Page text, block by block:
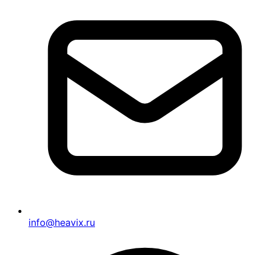
info@heavix.ru